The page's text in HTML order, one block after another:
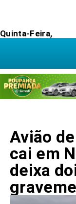
Quinta-Feira,
Avião
cai em
deixa